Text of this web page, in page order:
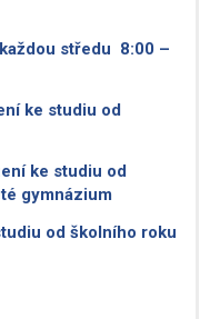
středu 8:00 –
ke studiu od
ke studiu od
gymnázium
od školního roku